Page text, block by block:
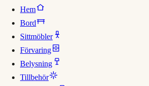
Hem
Bord
Sittmöbler
Förvaring
Belysning
Tillbehör